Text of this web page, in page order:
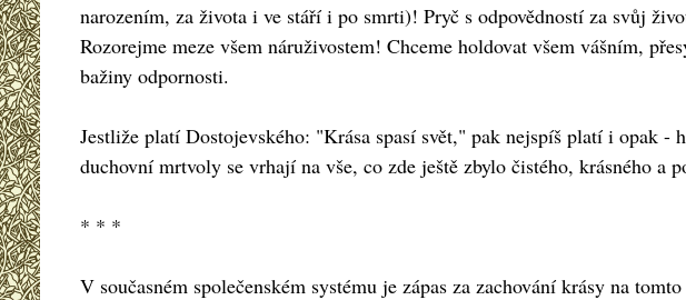
narozením, za života i ve stáří i po smrti)! Pryč s odpovědností za svůj
Rozorejme meze všem náruživostem! Chceme holdovat všem vášním,
bažiny odpornosti.
Jestliže platí Dostojevského: "Krása spasí svět," pak nejspíš platí i
duchovní mrtvoly se vrhají na vše, co zde ještě zbylo čistého, krásného a
* * *
V současném společenském systému je zápas za zachování krásy na